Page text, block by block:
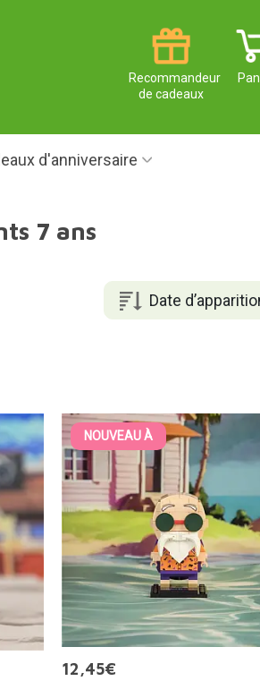
Recommandeur
de cadeaux
d'anniversaire
7 ans
Date
NOUVEAU À
12,45€